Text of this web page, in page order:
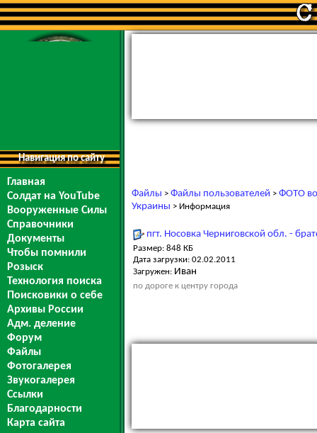
Навигация по сайту
Главная
Солдат на YouTube
Вооруженные Силы
Справочники
Документы
Чтобы помнили
Розыск
Технология поиска
Поисковики о себе
Архивы России
Адм. деление
Форум
Файлы
Фотогалерея
Звукогалерея
Ссылки
Благодарности
Карта сайта
Файлы > Файлы пользователей > ФОТО
Украины > Информация
пгт. Носовка Черниговской обл. -
Размер: 848 КБ
Дата загрузки: 02.02.2011
Загружен: Иван
по дороге к центру города